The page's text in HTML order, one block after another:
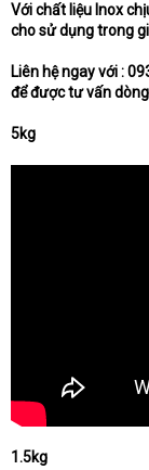
Với chất liệu Inox
cho sử dụng trong
Liên hệ ngay với :
để được tư vấn
5kg
1.5kg